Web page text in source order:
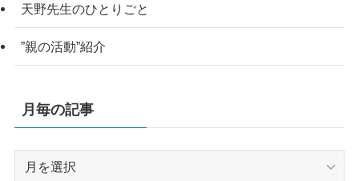
天野先生のひとりごと
”親の活動”紹介
月毎の記事